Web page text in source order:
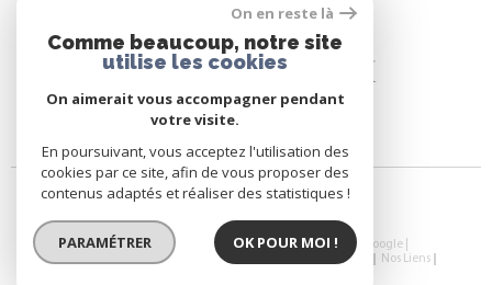
© 2026 | Tous droits réservés | Traduction powered by Google |
Mentions Légales Admin
Nos Liens
On en reste là
Comme beaucoup, notre site
utilise les cookies
On aimerait vous accompagner pendant
votre visite.
En poursuivant, vous acceptez l'utilisation des
cookies par ce site, afin de vous proposer des
contenus adaptés et réaliser des statistiques !
PARAMÉTRER OK POUR MOI !